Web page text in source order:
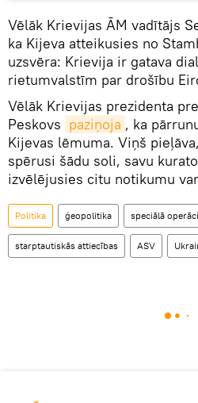
Vēlāk Krievijas ĀM vadītājs
ka Kijeva atteikusies no
uzsvēra: Krievija ir gatava
rietumvalstīm par drošību
Vēlāk Krievijas prezidenta
Peskovs paziņoja , ka
Kijevas lēmuma. Viņš
spērusi šādu soli, savu
izvēlējusies citu notikumu
Politika ģeopolitika speciālā
starptautiskās attiecības ASV